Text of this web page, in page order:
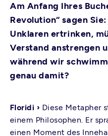
Am Anfang Ihres
Revolution“ sagen
Unklaren ertrinken,
Verstand anstrengen
während wir
genau damit?
Floridi › Diese Metapher
einem Philosophen. Er
einen Moment des